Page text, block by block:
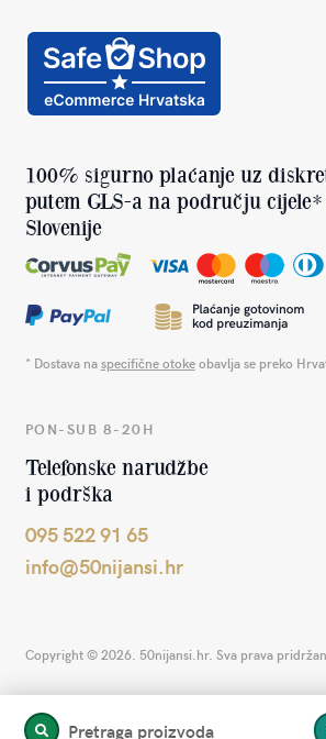
100% sigurno plaćanje uz
putem GLS-a na području
Slovenije
* Dostava naspecifične otokeobavlja se preko
PON-SUB 8-20H
Telefonske narudžbe
i podrška
095 522 91 65
info@50nijansi.hr
Copyright © 2026. 50nijansi.hr. Sva prava
Pretraga proizvoda